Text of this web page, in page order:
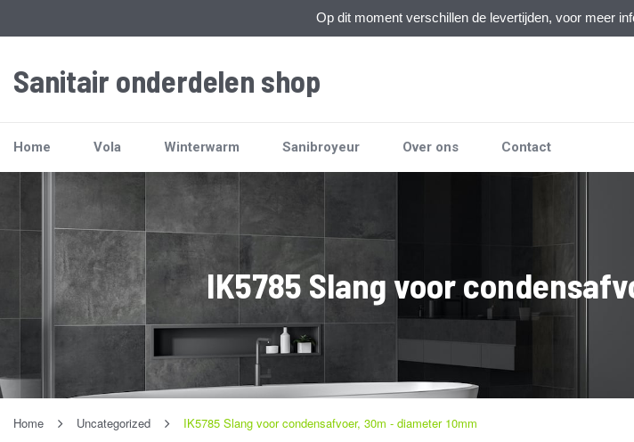
Op dit moment verschillen de levertijden, voor meer
Sanitair onderdelen shop
Home Vola Winterwarm Sanibroyeur Over ons Contact
IK5785 Slang voor
Home Uncategorized IK5785 Slang voor condensafvoer, 30m - diameter 10mm